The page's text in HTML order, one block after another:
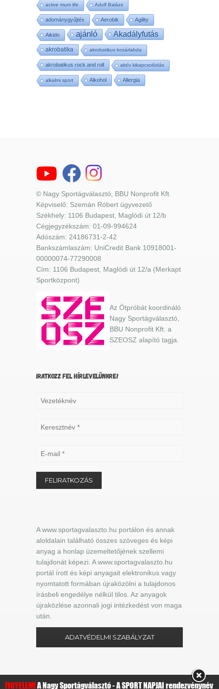
active mum life Adolf Balázs
adománygyűjtés Aerobik Agility
Aikido ajánló Akadályfutás
akrobatika akrobatikus kosárlabda
akrobatikus rock and roll aktív kikapcsolódás
alkalmi sport Alkohol Allergia
© Nagy Sportágválasztó, BBU Nonprofit Kft.
Képviselő: Szemán Róbert ügyvezető
Székhely: 1106 Budapest, Maglódi út 12/b
Cégjegyzékszám: 01-09-994624
Adószám: 24186731-2-42
Bankszámlaszám: UniCredit Bank 10918001-
00000074-77290008
Cím: 1106 Budapest, Maglódi út 12/a (Merkapt
Sportközpont)
Az Ötpróbát koordináló
Nagy Sportágválasztó,
BBU Nonprofit Kft. a
SZEOSZ alapító tagja.
IRATKOZZ FEL HÍRLEVELÜNKRE!
A www.sportagvalaszto.hu portálon és annak
aloldalain található összes szöveges és képi
anyag a honlap üzemeltetőjének szellemi
tulajdonát képezi. A www.sportagvalaszto.hu
portál írott és képi anyagait elektronikus vagy
nyomtatott formában újraközölni a tulajdonos
írásbeli engedélye nélkül tilos. Az anyagok
újraközlése azonnali jogi intézkedést von maga
után.
ADATVÉDELMI SZABÁLYZAT
FIGYELEM!A Nagy Sportágválasztó - A SPORT NAPJAI rendezvénynév